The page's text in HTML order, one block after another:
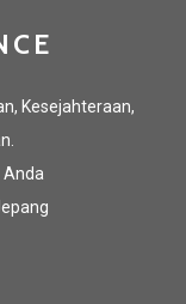
Kesejahteraan,
Anda